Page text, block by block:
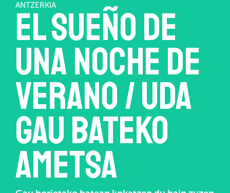
ANTZERKIA
El sueño de
una noche de
verano / Uda
gau bateko
ametsa